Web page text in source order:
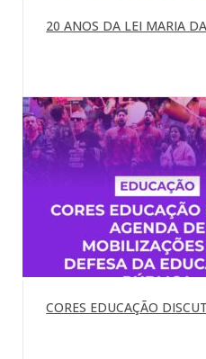
20 ANOS DA LEI MARIA
CORES EDUCAÇÃO